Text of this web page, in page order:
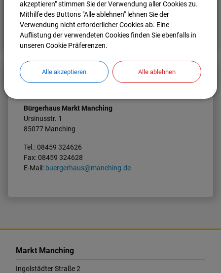
Kontakt
Bürgerhaus Markt Manching
Ursinusstr. 1
85077 Manching
Tel.: 08459 324626
Fax: 08459 324628
E-Mail: buergerhaus@manching.de
Nach oben Seite drucken
Markt Manching
Ingolstädter Straße 2
akzeptieren" stimmen Sie der Verwendung aller Cookies zu.
Mithilfe des Buttons "Alle ablehnen" lehnen Sie der
Verwendung nicht erforderlicher Cookies ab. Eine
Auflistung der verwendeten Cookies finden Sie ebenfalls in
unseren Cookie Präferenzen.
Alle akzeptieren Alle ablehnen